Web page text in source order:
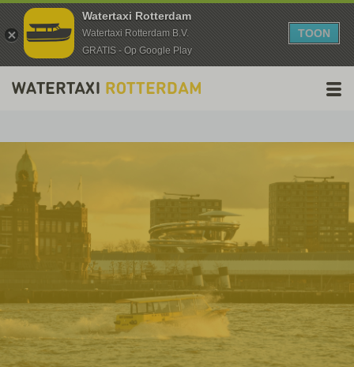
Watertaxi Rotterdam
Watertaxi Rotterdam B.V.
GRATIS - Op Google Play
TOON